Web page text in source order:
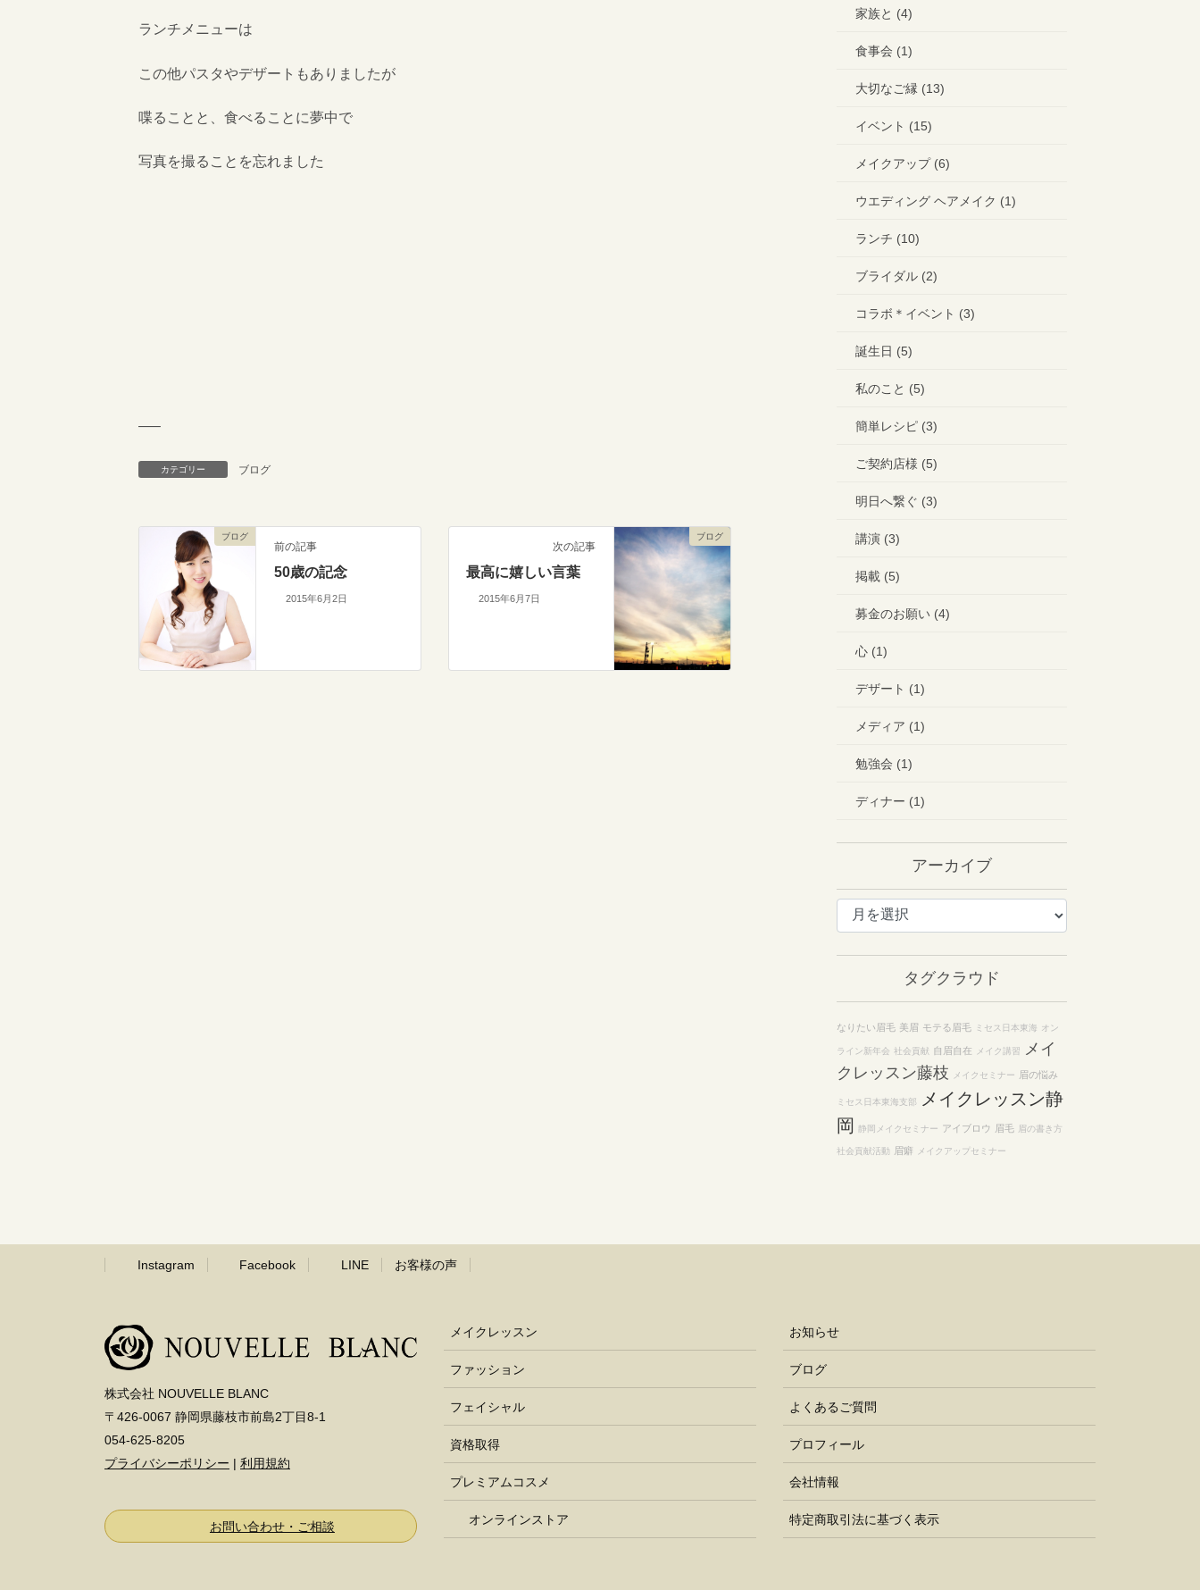
ランチメニューは
この他パスタやデザートもありましたが
喋ることと、食べることに夢中で
写真を撮ることを忘れました
—–
カテゴリー ブログ
ブログ
前の記事
50歳の記念
2015年6月2日
ブログ
次の記事
最高に嬉しい言葉
2015年6月7日
家族と (4)
食事会 (1)
大切なご縁 (13)
イベント (15)
メイクアップ (6)
ウエディング ヘアメイク (1)
ランチ (10)
ブライダル (2)
コラボ＊イベント (3)
誕生日 (5)
私のこと (5)
簡単レシピ (3)
ご契約店様 (5)
明日へ繋ぐ (3)
講演 (3)
掲載 (5)
募金のお願い (4)
心 (1)
デザート (1)
メディア (1)
勉強会 (1)
ディナー (1)
アーカイブ
ア
タグクラウド
なりたい眉毛 美眉 モテる眉毛 ミセス日本東海 オン
ライン新年会 社会貢献 自眉自在 メイク講習
メイ
クレッスン藤枝
メイクセミナー 眉の悩み
ミセス日本東海支部
メイクレッスン静
岡
静岡メイクセミナー アイブロウ 眉毛 眉の書き方
社会貢献活動 眉癖 メイクアップセミナー
Instagram Facebook LINE お客様の声
株式会社 NOUVELLE BLANC
〒426-0067 静岡県藤枝市前島2丁目8-1
054-625-8205
プライバシーポリシー | 利用規約
お問い合わせ・ご相談
メイクレッスン
ファッション
フェイシャル
資格取得
プレミアムコスメ
オンラインストア
お知らせ
ブログ
よくあるご質問
プロフィール
会社情報
特定商取引法に基づく表示